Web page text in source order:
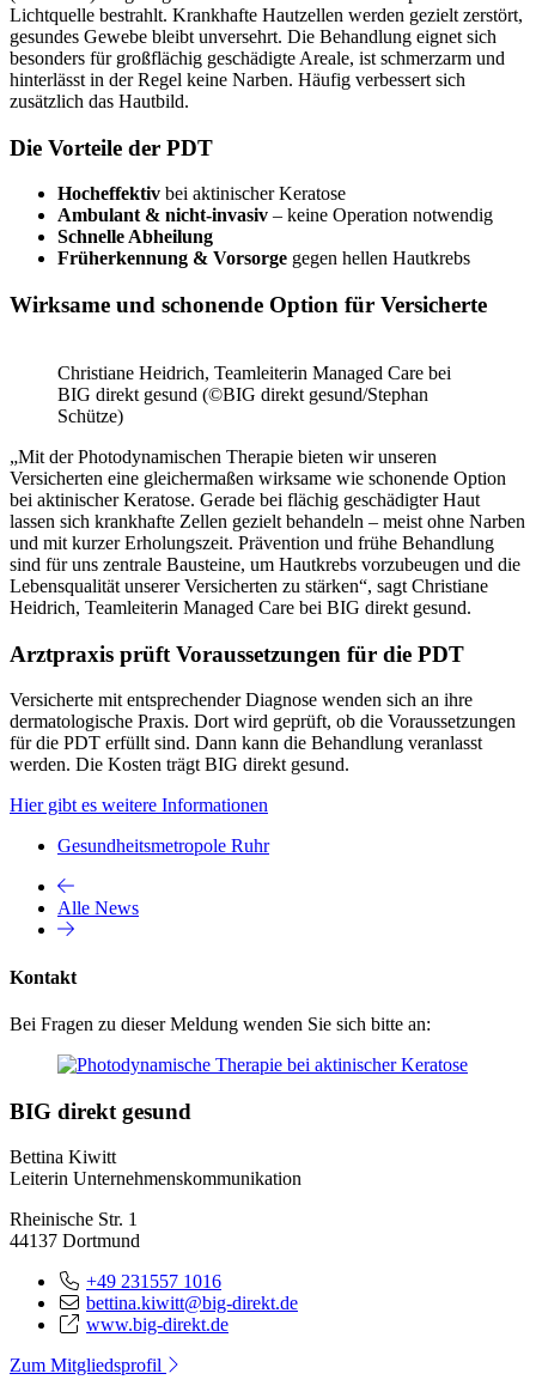
Lichtquelle bestrahlt. Krankhafte Hautzellen werden gezielt zerstört,
gesundes Gewebe bleibt unversehrt. Die Behandlung eignet sich
besonders für großflächig geschädigte Areale, ist schmerzarm und
hinterlässt in der Regel keine Narben. Häufig verbessert sich
zusätzlich das Hautbild.
Die Vorteile der PDT
Hocheffektiv bei aktinischer Keratose
Ambulant & nicht-invasiv – keine Operation notwendig
Schnelle Abheilung
Früherkennung & Vorsorge gegen hellen Hautkrebs
Wirksame und schonende Option für Versicherte
Christiane Heidrich, Teamleiterin Managed Care bei
BIG direkt gesund (©BIG direkt gesund/Stephan
Schütze)
„Mit der Photodynamischen Therapie bieten wir unseren
Versicherten eine gleichermaßen wirksame wie schonende Option
bei aktinischer Keratose. Gerade bei flächig geschädigter Haut
lassen sich krankhafte Zellen gezielt behandeln – meist ohne Narben
und mit kurzer Erholungszeit. Prävention und frühe Behandlung
sind für uns zentrale Bausteine, um Hautkrebs vorzubeugen und die
Lebensqualität unserer Versicherten zu stärken“, sagt Christiane
Heidrich, Teamleiterin Managed Care bei BIG direkt gesund.
Arztpraxis prüft Voraussetzungen für die PDT
Versicherte mit entsprechender Diagnose wenden sich an ihre
dermatologische Praxis. Dort wird geprüft, ob die Voraussetzungen
für die PDT erfüllt sind. Dann kann die Behandlung veranlasst
werden. Die Kosten trägt BIG direkt gesund.
Hier gibt es weitere Informationen
Gesundheitsmetropole Ruhr
Alle News
Kontakt
Bei Fragen zu dieser Meldung wenden Sie sich bitte an:
BIG direkt gesund
Bettina Kiwitt
Leiterin Unternehmenskommunikation
Rheinische Str. 1
44137 Dortmund
+49 231557 1016
bettina.kiwitt@big-direkt.de
www.big-direkt.de
Zum Mitgliedsprofil